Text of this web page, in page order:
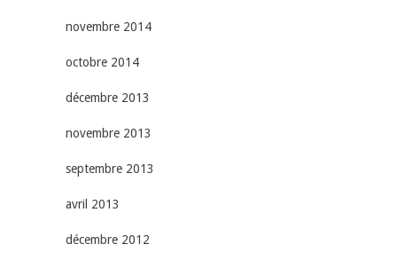
novembre 2014
octobre 2014
décembre 2013
novembre 2013
septembre 2013
avril 2013
décembre 2012